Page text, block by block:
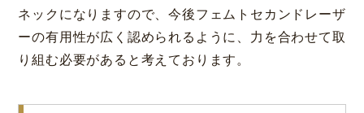
ネックになりますので、今後フェムトセカンドレーザ
ーの有用性が広く認められるように、力を合わせて取
り組む必要があると考えております。